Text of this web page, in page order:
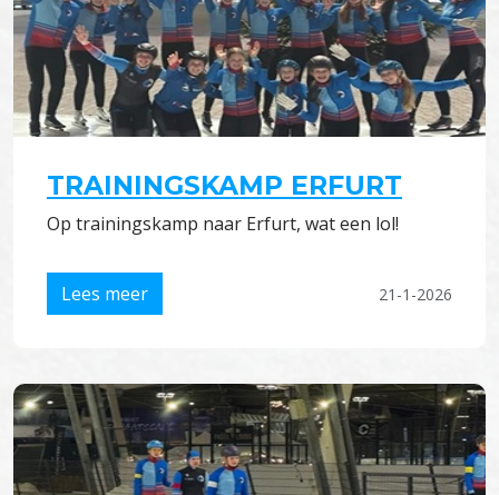
TRAININGSKAMP ERFURT
Op trainingskamp naar Erfurt, wat een lol!
Lees meer 21-1-2026